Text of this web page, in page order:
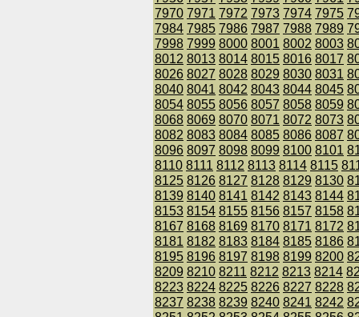
7970 7971 7972 7973 7974 7975
7984 7985 7986 7987 7988 7989
7998 7999 8000 8001 8002 8003
8012 8013 8014 8015 8016 8017
8026 8027 8028 8029 8030 8031
8040 8041 8042 8043 8044 8045
8054 8055 8056 8057 8058 8059
8068 8069 8070 8071 8072 8073
8082 8083 8084 8085 8086 8087
8096 8097 8098 8099 8100 8101
8110 8111 8112 8113 8114 8115
8125 8126 8127 8128 8129 8130
8139 8140 8141 8142 8143 8144
8153 8154 8155 8156 8157 8158
8167 8168 8169 8170 8171 8172
8181 8182 8183 8184 8185 8186
8195 8196 8197 8198 8199 8200
8209 8210 8211 8212 8213 8214
8223 8224 8225 8226 8227 8228
8237 8238 8239 8240 8241 8242